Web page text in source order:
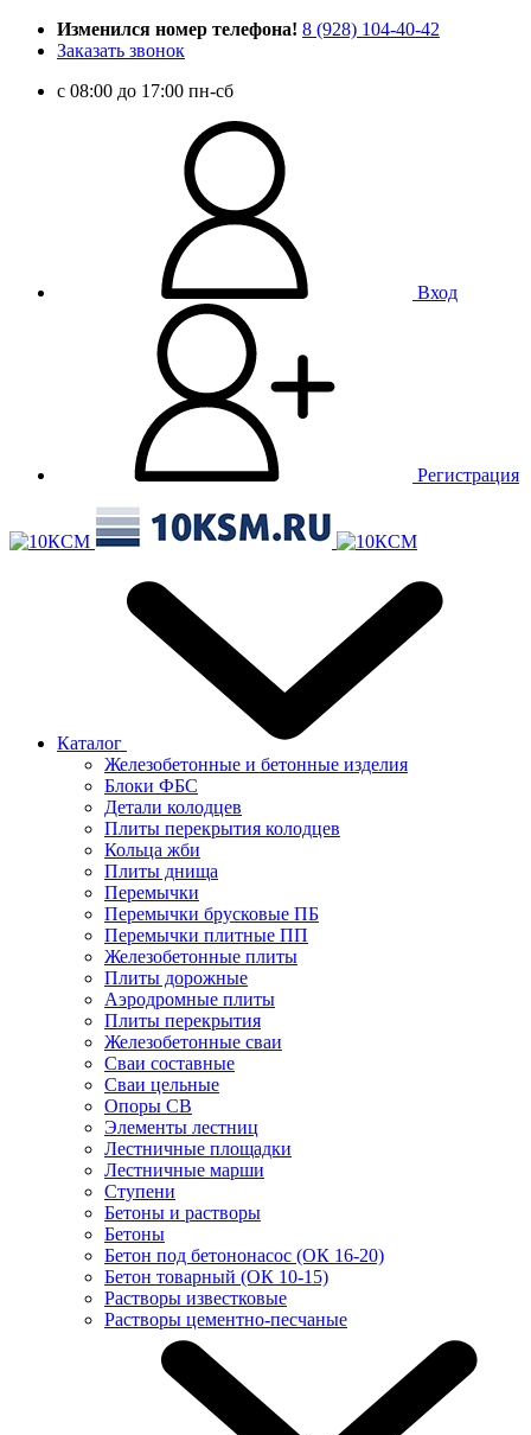
Изменился номер телефона! 8 (928) 104-40-42
Заказать звонок
c 08:00 до 17:00 пн-сб
Вход
Регистрация
Каталог
Железобетонные и бетонные изделия
Блоки ФБС
Детали колодцев
Плиты перекрытия колодцев
Кольца жби
Плиты днища
Перемычки
Перемычки брусковые ПБ
Перемычки плитные ПП
Железобетонные плиты
Плиты дорожные
Аэродромные плиты
Плиты перекрытия
Железобетонные сваи
Сваи составные
Сваи цельные
Опоры СВ
Элементы лестниц
Лестничные площадки
Лестничные марши
Ступени
Бетоны и растворы
Бетоны
Бетон под бетононасос (ОК 16-20)
Бетон товарный (ОК 10-15)
Растворы известковые
Растворы цементно-песчаные